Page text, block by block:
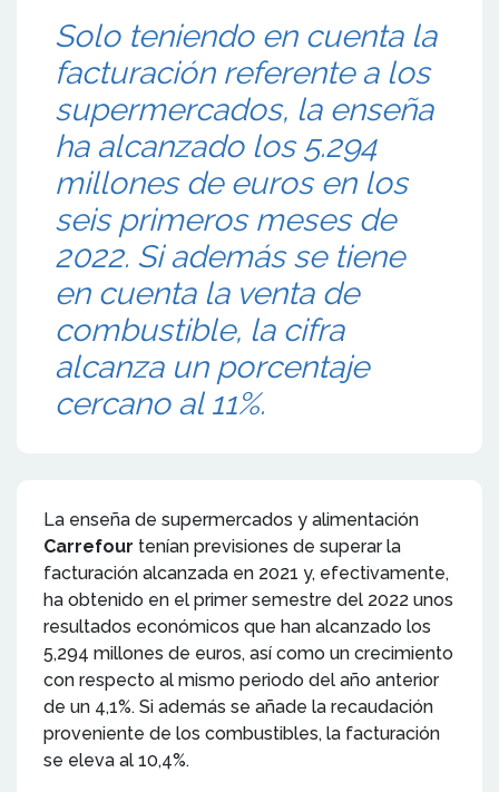
Solo teniendo en cuenta la
facturación referente a los
supermercados, la enseña
ha alcanzado los 5.294
millones de euros en los
seis primeros meses de
2022. Si además se tiene
en cuenta la venta de
combustible, la cifra
alcanza un porcentaje
cercano al 11%.
La enseña de supermercados y alimentación
Carrefour tenían previsiones de superar la
facturación alcanzada en 2021 y, efectivamente,
ha obtenido en el primer semestre del 2022 unos
resultados económicos que han alcanzado los
5,294 millones de euros, así como un crecimiento
con respecto al mismo periodo del año anterior
de un 4,1%. Si además se añade la recaudación
proveniente de los combustibles, la facturación
se eleva al 10,4%.